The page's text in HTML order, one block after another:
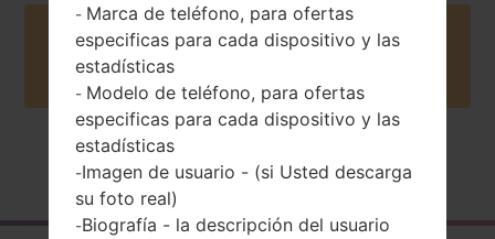
Buy accessories on Amazon
Página principal →Serie →LG G2 LTE →LGD803
- Marca de teléfono, para ofertas
especificas para cada dispositivo y las
estadísticas
- Modelo de teléfono, para ofertas
especificas para cada dispositivo y las
estadísticas
-Imagen de usuario - (si Usted descarga
su foto real)
-Biografía - la descripción del usuario